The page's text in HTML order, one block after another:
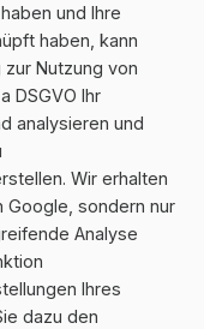
und Ihre
haben, kann
Nutzung von
DSGVO Ihr
analysieren und
Wir erhalten
sondern nur
Analyse
Ihres
dazu den